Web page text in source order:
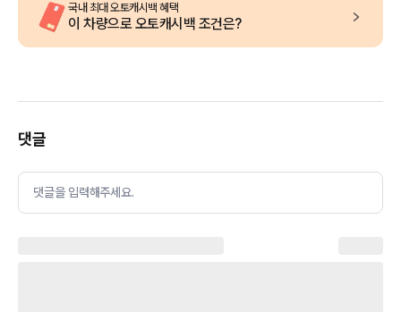
국내 최대 오토캐시백 혜택
이 차량으로 오토캐시백 조건은?
댓글
댓글을 입력해주세요.